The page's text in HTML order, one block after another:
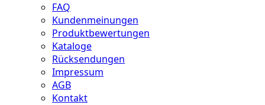
FAQ
Kundenmeinungen
Produktbewertungen
Kataloge
Rücksendungen
Impressum
AGB
Kontakt